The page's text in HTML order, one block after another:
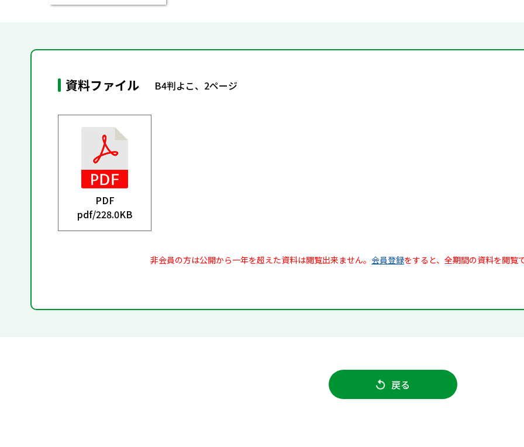
資料ファイル B4判よこ、2ページ
PDF
pdf/228.0KB
非会員の方は公開から一年を超えた資料は閲覧出来ません。 会員登録をすると、全期間の資料を閲覧
戻る